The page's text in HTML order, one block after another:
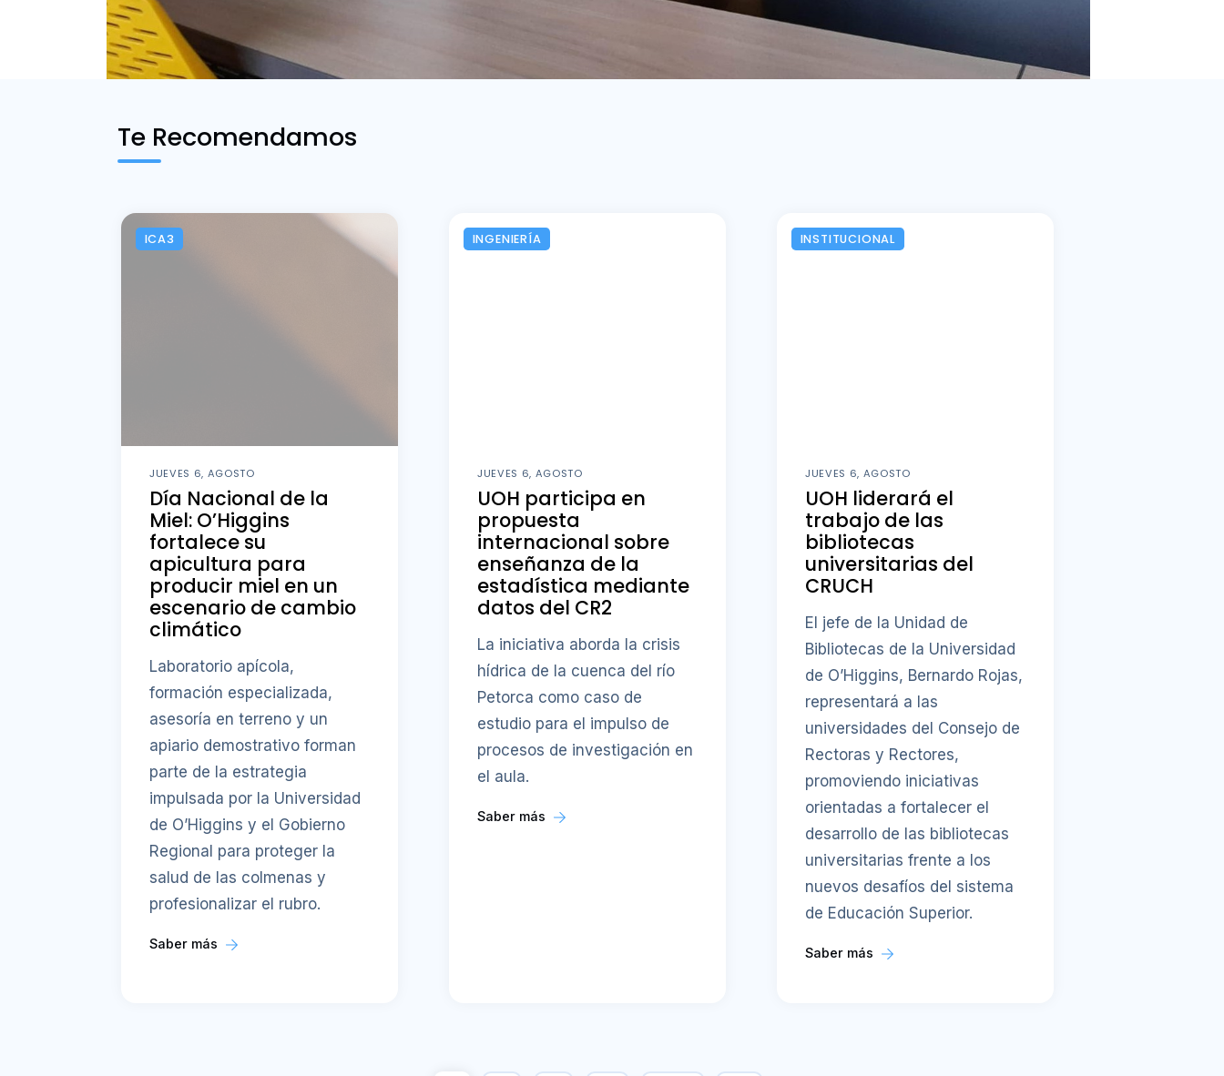
Te Recomendamos
ICA3
JUEVES 6, AGOSTO
Día Nacional de la
Miel: O’Higgins
fortalece su
apicultura para
producir miel en un
escenario de cambio
climático
Laboratorio apícola,
formación especializada,
asesoría en terreno y un
apiario demostrativo forman
parte de la estrategia
impulsada por la Universidad
de O’Higgins y el Gobierno
Regional para proteger la
salud de las colmenas y
profesionalizar el rubro.
Saber más
INGENIERÍA
JUEVES 6, AGOSTO
UOH participa en
propuesta
internacional sobre
enseñanza de la
estadística mediante
datos del CR2
La iniciativa aborda la crisis
hídrica de la cuenca del río
Petorca como caso de
estudio para el impulso de
procesos de investigación en
el aula.
Saber más
INSTITUCIONAL
JUEVES 6, AGOSTO
UOH liderará el
trabajo de las
bibliotecas
universitarias del
CRUCH
El jefe de la Unidad de
Bibliotecas de la Universidad
de O’Higgins, Bernardo Rojas,
representará a las
universidades del Consejo de
Rectoras y Rectores,
promoviendo iniciativas
orientadas a fortalecer el
desarrollo de las bibliotecas
universitarias frente a los
nuevos desafíos del sistema
de Educación Superior.
Saber más